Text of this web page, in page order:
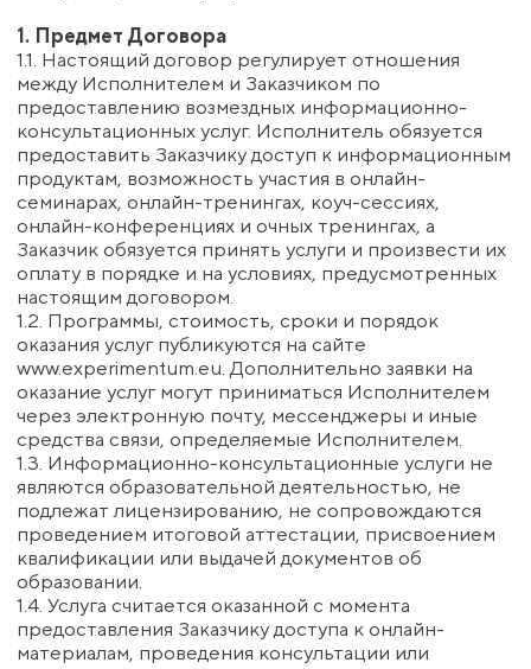
подлежат лицензированию, не сопровождаются
проведением итоговой аттестации, присвоением
квалификации или выдачей документов об
образовании.
1.4. Услуга считается оказанной с момента
предоставления Заказчику доступа к онлайн-
материалам, проведения консультации или
семинара в сроки и на условиях, указанных на сайте
или согласованных с Заказчиком через
мессенджеры/электронную почту. В случае
оказания комплексной услуги, состоящей из
нескольких модулей, момент оказания услуги
определяется предоставлением доступа к первому
модулю.
1.5. Подписание акта приёма-передачи услуг не
требуется. Отсутствие мотивированных
письменных претензий к качеству или объёму
оказанных услуг в течение 3 (трёх) календарных
дней после их фактического оказания считается
подтверждением надлежащего исполнения
обязательств Исполнителем и принятия услуг
Заказчиком.
1.6. В случае получения письменной претензии от
Заказчика Исполнитель вправе приостановить
оказание услуг на срок рассмотрения претензии,
но не более 30 (тридцати) календарных дней.
1.7. Если услуги заказываются Заказчиком
исключительно в коммерческих целях, не
связанных с личными, семейными или бытовыми
потребностями, к отношениям сторон не
применяется законодательство о защите прав
потребителей.
2. Права и обязанности Сторон
2.1. Обязанности Исполнителя:
2.1.1. Оказать услуги надлежащего качества в
объёме и в сроки, указанные на Сайте.